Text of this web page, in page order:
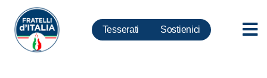
Tesserati Sostienici